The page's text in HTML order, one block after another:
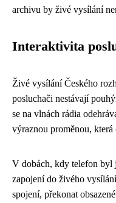
archivu by živé vysílání
Interaktivita
Živé vysílání Českého
posluchači nestávají
se na vlnách rádia
výraznou proměnou,
V dobách, kdy telefon byl
zapojení do živého
spojení, překonat